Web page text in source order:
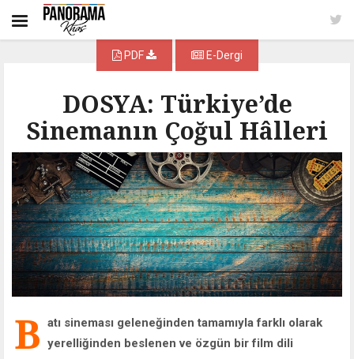
DOSYA: Türkiye’de
Sinemanın Çoğul Hâlleri
PDF E-Dergi
B atı sineması geleneğinden tamamıyla farklı olarak
yerelliğinden beslenen ve özgün bir film dili